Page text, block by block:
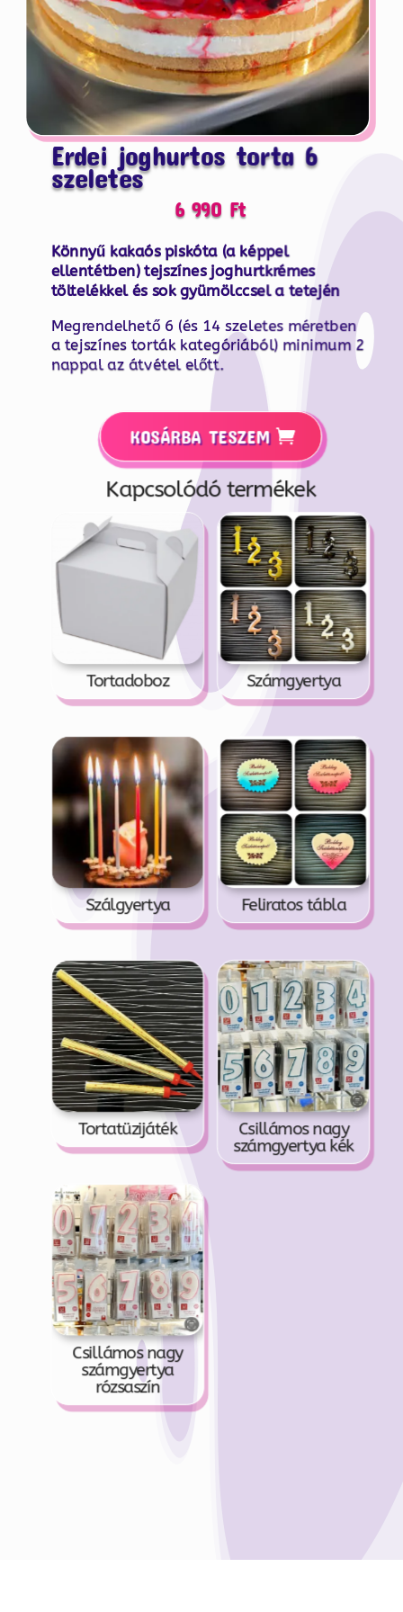
Erdei joghurtos torta 6
szeletes
6 990 Ft
Könnyű kakaós piskóta (a képpel
ellentétben) tejszínes joghurtkrémes
töltelékkel és sok gyümölccsel a tetején
Megrendelhető 6 (és 14 szeletes méretben
a tejszínes torták kategóriából) minimum 2
nappal az átvétel előtt.
KOSÁRBA TESZEM
Kapcsolódó termékek
Tortadoboz Számgyertya
Szálgyertya Feliratos tábla
Tortatüzijáték
Csillámos nagy
számgyertya kék
Csillámos nagy
számgyertya
rózsaszín